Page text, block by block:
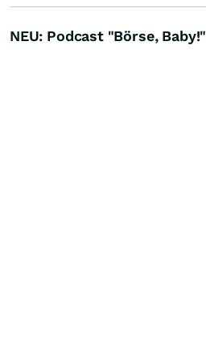
NEU: Podcast "Börse, Baby!"